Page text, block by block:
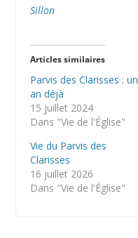
Sillon
Articles similaires
Parvis des Clarisses : un
an déjà
15 juillet 2024
Dans "Vie de l'Église"
Vie du Parvis des
Clarisses
16 juillet 2026
Dans "Vie de l'Église"